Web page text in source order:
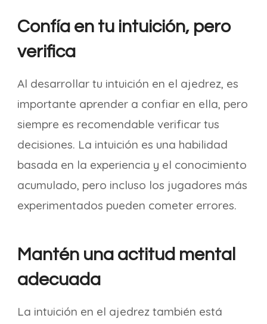
Confía en tu intuición, pero
verifica
Al desarrollar tu intuición en el ajedrez, es
importante aprender a confiar en ella, pero
siempre es recomendable verificar tus
decisiones. La intuición es una habilidad
basada en la experiencia y el conocimiento
acumulado, pero incluso los jugadores más
experimentados pueden cometer errores.
Mantén una actitud mental
adecuada
La intuición en el ajedrez también está